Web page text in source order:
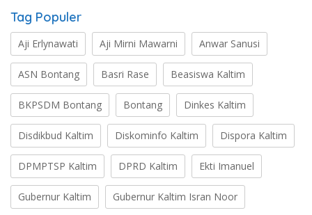
Tag Populer
Aji Erlynawati Aji Mirni Mawarni Anwar Sanusi
ASN Bontang Basri Rase Beasiswa Kaltim
BKPSDM Bontang Bontang Dinkes Kaltim
Disdikbud Kaltim Diskominfo Kaltim Dispora Kaltim
DPMPTSP Kaltim DPRD Kaltim Ekti Imanuel
Gubernur Kaltim Gubernur Kaltim Isran Noor